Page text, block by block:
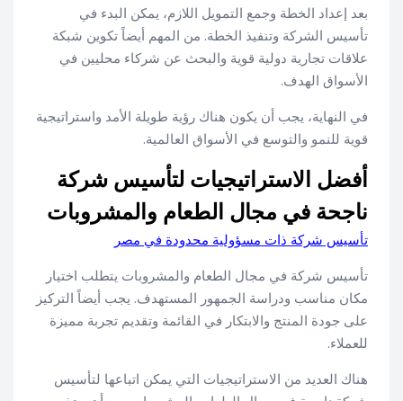
بعد إعداد الخطة وجمع التمويل اللازم، يمكن البدء في
تأسيس الشركة وتنفيذ الخطة. من المهم أيضاً تكوين شبكة
علاقات تجارية دولية قوية والبحث عن شركاء محليين في
الأسواق الهدف.
في النهاية، يجب أن يكون هناك رؤية طويلة الأمد واستراتيجية
قوية للنمو والتوسع في الأسواق العالمية.
أفضل الاستراتيجيات لتأسيس شركة
ناجحة في مجال الطعام والمشروبات
تأسيس شركة ذات مسؤولية محدودة في مصر
تأسيس شركة في مجال الطعام والمشروبات يتطلب اختيار
مكان مناسب ودراسة الجمهور المستهدف. يجب أيضاً التركيز
على جودة المنتج والابتكار في القائمة وتقديم تجربة مميزة
للعملاء.
هناك العديد من الاستراتيجيات التي يمكن اتباعها لتأسيس